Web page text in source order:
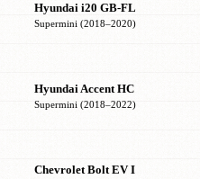
Hyundai i20 GB-FL
Supermini (2018–2020)
Hyundai Accent HC
Supermini (2018–2022)
Chevrolet Bolt EV I